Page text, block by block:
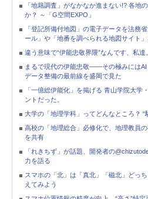
「地籍調査」がなかなか進まない!? 各地
か？ ～「G空間EXPO」
「登記所備付地図」の電子データを法務
ール」や「地番を調べられる地図サイト
違う意味で“伊能忠敬界隈”なんです、私達。
まるで現代の伊能忠敬――その極みにはAI
データ整備の最前線を盛岡で見た
「一億総伊能化」を掲げる 青山学院大学
ントだった。
大学の「地理学科」ってどんなところ？ “
高校の「地理総合」必修化で、地理教員
を共有
「れきちず」が話題、開発者の
力を語る
スマホの「北」は「真北」「磁北」どっ
えてみよう